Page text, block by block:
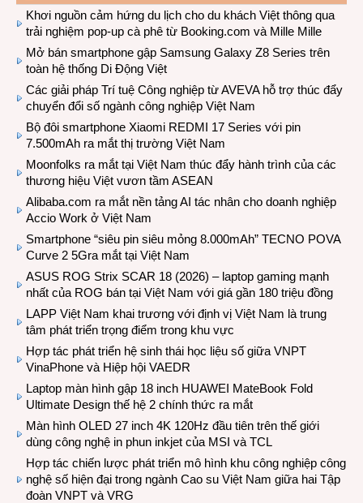
Khơi nguồn cảm hứng du lịch cho du khách Việt thông qua
trải nghiệm pop-up cà phê từ Booking.com và Mille Mille
Mở bán smartphone gập Samsung Galaxy Z8 Series trên
toàn hệ thống Di Động Việt
Các giải pháp Trí tuệ Công nghiệp từ AVEVA hỗ trợ thúc đẩy
chuyển đổi số ngành công nghiệp Việt Nam
Bộ đôi smartphone Xiaomi REDMI 17 Series với pin
7.500mAh ra mắt thị trường Việt Nam
Moonfolks ra mắt tại Việt Nam thúc đẩy hành trình của các
thương hiệu Việt vươn tầm ASEAN
Alibaba.com ra mắt nền tảng AI tác nhân cho doanh nghiệp
Accio Work ở Việt Nam
Smartphone “siêu pin siêu mỏng 8.000mAh” TECNO POVA
Curve 2 5Gra mắt tại Việt Nam
ASUS ROG Strix SCAR 18 (2026) – laptop gaming mạnh
nhất của ROG bán tại Việt Nam với giá gần 180 triệu đồng
LAPP Việt Nam khai trương với định vị Việt Nam là trung
tâm phát triển trọng điểm trong khu vực
Hợp tác phát triển hệ sinh thái học liệu số giữa VNPT
VinaPhone và Hiệp hội VAEDR
Laptop màn hình gập 18 inch HUAWEI MateBook Fold
Ultimate Design thế hệ 2 chính thức ra mắt
Màn hình OLED 27 inch 4K 120Hz đầu tiên trên thế giới
dùng công nghệ in phun inkjet của MSI và TCL
Hợp tác chiến lược phát triển mô hình khu công nghiệp công
nghệ số hiện đại trong ngành Cao su Việt Nam giữa hai Tập
đoàn VNPT và VRG